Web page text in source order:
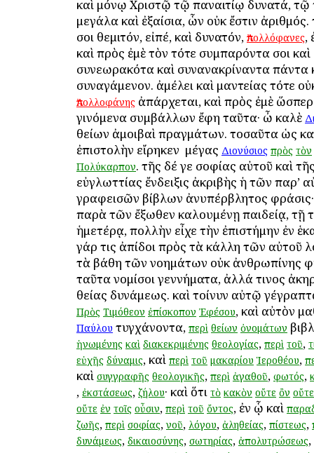
καὶ μόνῳ Χριστῷ τῷ παναιτίῳ δυνατά, τῷ
μεγάλα καὶ ἐξαίσια, ὧν οὐκ ἔστιν ἀριθμός.
σοι θεμιτόν, εἰπέ, καὶ δυνατόν, Ἀπολλόφανες,
καὶ πρὸς ἐμὲ τὸν τότε συμπαρόντα σοι καὶ
συνεωρακότα καὶ συνανακρίναντα πάντα
συναγάμενον. ἀμέλει καὶ μαντείας τότε οὐκ
Ἀπολλοφάνης ἀπάρχεται, καὶ πρὸς ἐμὲ
γινόμενα συμβάλλων ἔφη ταῦτα· ὦ καλὲ
θείων ἀμοιβαὶ πραγμάτων. τοσαῦτα ὡς
ἐπιστολὴν εἴρηκεν ὁ μέγας Διονύσιος πρὸς τὸν
Πολύκαρπον. τῆς δέ γε σοφίας αὐτοῦ καὶ
εὐγλωττίας ἔνδειξις ἀκριβὴς ἡ τῶν παρ’
γραφεισῶν βίβλων ἀνυπέρβλητος
παρὰ τῶν ἔξωθεν καλουμένῃ παιδείᾳ, τῇ
ἡμετέρᾳ, πολλὴν εἶχε τὴν ἐπιστήμην ἐν
γάρ τις ἀπίδοι πρὸς τὰ κάλλη τῶν αὐτοῦ
τὰ βάθη τῶν νοημάτων οὐκ ἀνθρωπίνης
ταῦτα νομίσοι γεννήματα, ἀλλά τινος
θείας δυνάμεως. καὶ τοίνυν αὐτῷ
Πρὸς Τιμόθεον ἐπίσκοπον Ἐφέσου, καὶ αὐτὸν
Παύλου τυγχάνοντα, περὶ θείων ὀνομάτων
ἡνωμένης καὶ διακεκριμένης θεολογίας, περὶ τοῦ,
εὐχῆς δύναμις, καὶ περὶ τοῦ μακαρίου Ἱεροθέου,
καὶ συγγραφῆς θεολογικῆς, περὶ ἀγαθοῦ, φωτός,
, ἐκστάσεως, ζήλου· καὶ ὅτι τὸ κακὸν οὔτε ὂν οὔτε
οὔτε ἐν τοῖς οὖσιν, περὶ τοῦ ὄντος, ἐν ᾧ καὶ
ζωῆς, περὶ σοφίας,νοῦ, λόγου, ἀληθείας, πίστεως,
δυνάμεως, δικαιοσύνης, σωτηρίας, ἀπολυτρώσεως,